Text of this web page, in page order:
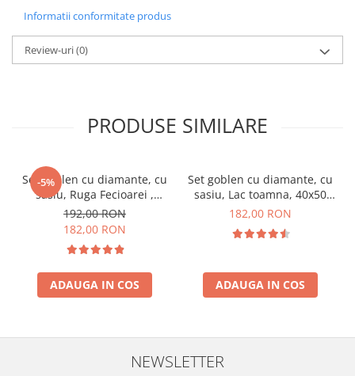
Informatii conformitate produs
Review-uri(0)
PRODUSE SIMILARE
-5%
Set goblen cu diamante, cu
sasiu, Ruga Fecioarei ,
40x50 cm
192,00 RON
182,00 RON
ADAUGA IN COS
Set goblen cu diamante, cu
sasiu, Lac toamna, 40x50
cm
182,00 RON
ADAUGA IN COS
NEWSLETTER